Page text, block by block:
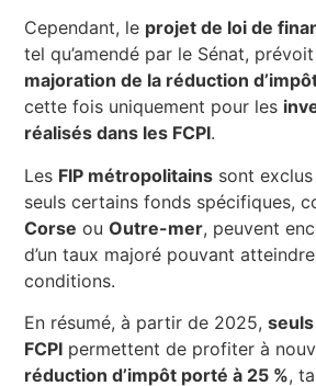
Cependant, le projet de loi de
tel qu’amendé par le Sénat,
majoration de la réduction
cette fois uniquement pour les
réalisés dans les FCPI.
Les FIP métropolitains sont
seuls certains fonds spécifiques,
Corse ouOutre-mer, peuvent
d’un taux majoré pouvant atteindre
conditions.
En résumé, à partir de 2025,
FCPI permettent de profiter à
réduction d’impôt porté à 25 %,